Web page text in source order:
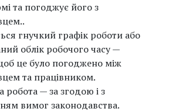
та погоджує його з
гнучкий графік роботи або
облік робочого часу —
це було погоджено між
та працівником.
робота — за згодою і з
вимог законодавства.